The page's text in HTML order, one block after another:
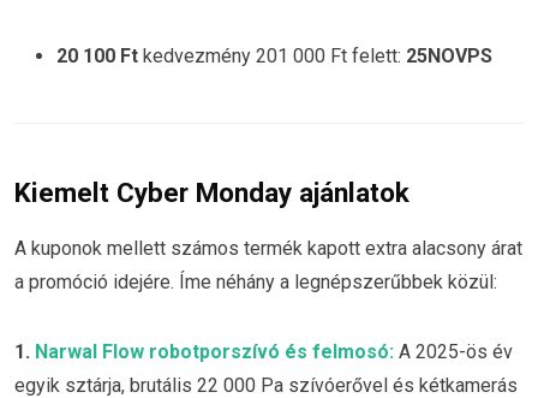
20 100 Ft kedvezmény 201 000 Ft felett: 25NOVPS
Kiemelt Cyber Monday ajánlatok
A kuponok mellett számos termék kapott extra alacsony árat
a promóció idejére. Íme néhány a legnépszerűbbek közül:
1. Narwal Flow robotporszívó és felmosó: A 2025-ös év
egyik sztárja, brutális 22 000 Pa szívóerővel és kétkamerás